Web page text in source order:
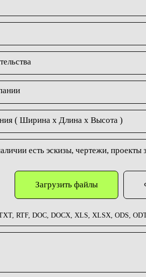
( Ширина х Длина х Высота )
есть эскизы, чертежи, проекты
Загрузить файлы
RTF, DOC, DOCX, XLS, XLSX, ODS,